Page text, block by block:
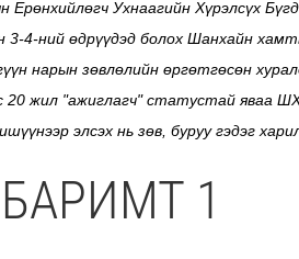
Ерөнхийлөгч Ухнаагийн Хүрэлсүх
3-4-ний өдрүүдэд болох Шанхайн
нарын зөвлөлийн өргөтгөсөн
20 жил "ажиглагч" статустай яваа
элсэх нь зөв, буруу гэдэг
БАРИМТ 1